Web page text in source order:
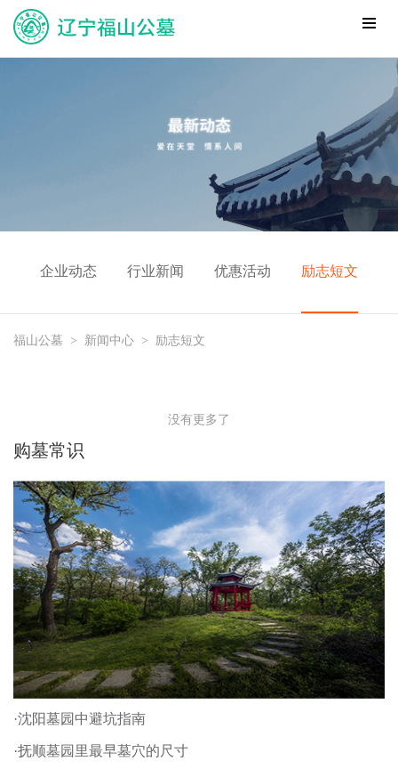
企业动态 行业新闻 优惠活动 励志短文
福山公墓 > 新闻中心 > 励志短文
没有更多了
购墓常识
·沈阳墓园中避坑指南
·抚顺墓园里最早墓穴的尺寸